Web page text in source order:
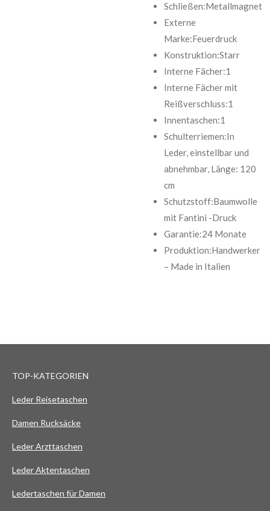
Schließen:Metallmagnet
Externe
Marke:Feuerdruck
Konstruktion:Starr
Interne Fächer:1
Interne Fächer mit
Reißverschluss:1
Innentaschen:1
Schulterriemen:In
Leder, einstellbar und
abnehmbar, Länge: 120
cm
Schutzstoff:Baumwolle
mit Fantini -Druck
Garantie:24 Monate
Produktion:Handwerker
– Made in Italien
TOP-KATEGORIEN
Leder Reisetaschen
Damen Rucksäcke
Leder Arzttaschen
Leder Aktentaschen
Ledertaschen für Damen